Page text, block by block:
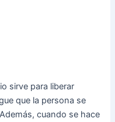
sirve para liberar
que la persona se
cuando se hace